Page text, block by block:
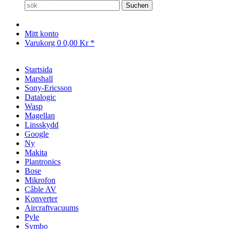
Suchen
Mitt konto
Varukorg 0 0,00 Kr *
Startsida
Marshall
Sony-Ericsson
Datalogic
Wasp
Magellan
Linsskydd
Google
Ny
Makita
Plantronics
Bose
Mikrofon
Câble AV
Konverter
Aircraftvacuums
Pyle
Symbo